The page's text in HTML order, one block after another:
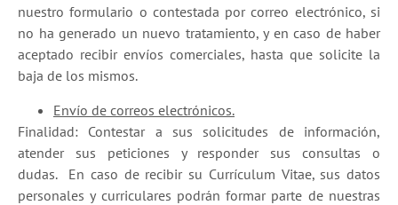
nuestro formulario o contestada por correo electrónico, si
no ha generado un nuevo tratamiento, y en caso de haber
aceptado recibir envíos comerciales, hasta que solicite la
baja de los mismos.
Envío de correos electrónicos.
Finalidad: Contestar a sus solicitudes de información,
atender sus peticiones y responder sus consultas o
dudas. En caso de recibir su Currículum Vitae, sus datos
personales y curriculares podrán formar parte de nuestras